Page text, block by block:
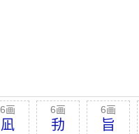
6画
凪
6画
劧
6画
旨